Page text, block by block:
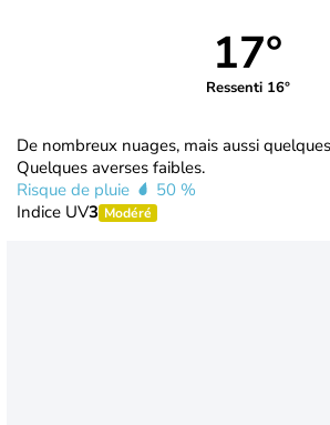
17°
Ressenti 16°
De nombreux nuages, mais aussi
Quelques averses faibles.
Risque de pluie
50 %
Indice UV3 Modéré